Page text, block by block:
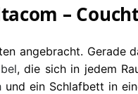
–
angebracht.
, die sich in jedem
und ein Schlafbett in